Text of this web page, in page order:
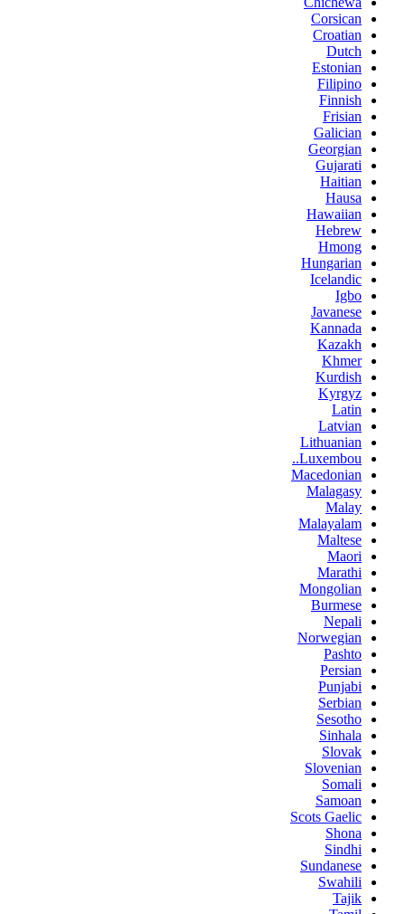
Corsican
Croatian
Dutch
Estonian
Filipino
Finnish
Frisian
Galician
Georgian
Gujarati
Haitian
Hausa
Hawaiian
Hebrew
Hmong
Hungarian
Icelandic
Igbo
Javanese
Kannada
Kazakh
Khmer
Kurdish
Kyrgyz
Latin
Latvian
Lithuanian
Luxembou..
Macedonian
Malagasy
Malay
Malayalam
Maltese
Maori
Marathi
Mongolian
Burmese
Nepali
Norwegian
Pashto
Persian
Punjabi
Serbian
Sesotho
Sinhala
Slovak
Slovenian
Somali
Samoan
Scots Gaelic
Shona
Sindhi
Sundanese
Swahili
Tajik